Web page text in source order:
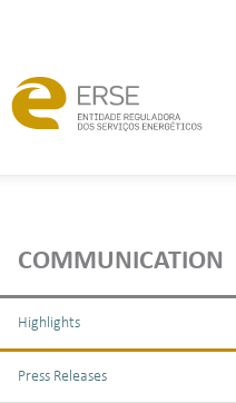
COMMUNICATION
Highlights
Press Releases